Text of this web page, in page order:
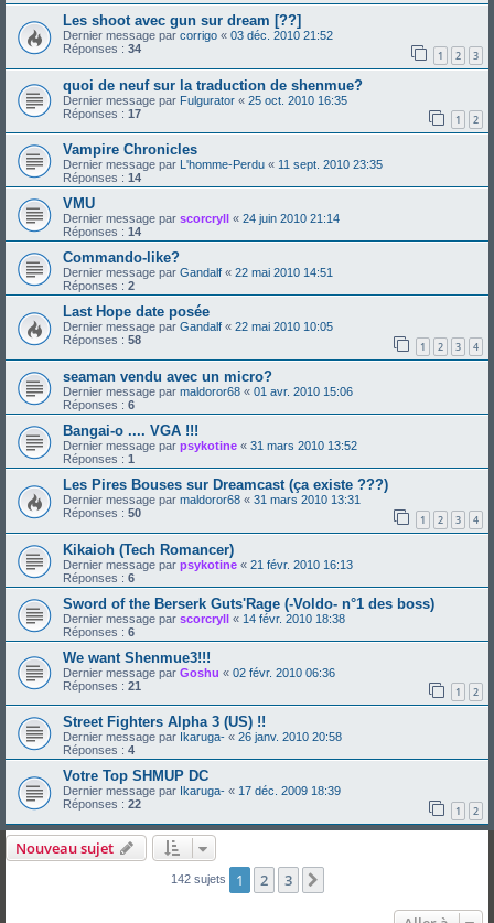
Les shoot avec gun sur dream [??]
Dernier message par corrigo « 03 déc. 2010 21:52
Réponses : 34 1 2 3
quoi de neuf sur la traduction de shenmue?
Dernier message par Fulgurator « 25 oct. 2010 16:35
Réponses : 17 1 2
Vampire Chronicles
Dernier message par L'homme-Perdu « 11 sept. 2010 23:35
Réponses : 14
VMU
Dernier message par scorcryll « 24 juin 2010 21:14
Réponses : 14
Commando-like?
Dernier message par Gandalf « 22 mai 2010 14:51
Réponses : 2
Last Hope date posée
Dernier message par Gandalf « 22 mai 2010 10:05
Réponses : 58 1 2 3 4
seaman vendu avec un micro?
Dernier message par maldoror68 « 01 avr. 2010 15:06
Réponses : 6
Bangai-o .... VGA !!!
Dernier message par psykotine « 31 mars 2010 13:52
Réponses : 1
Les Pires Bouses sur Dreamcast (ça existe ???)
Dernier message par maldoror68 « 31 mars 2010 13:31
Réponses : 50 1 2 3 4
Kikaioh (Tech Romancer)
Dernier message par psykotine « 21 févr. 2010 16:13
Réponses : 6
Sword of the Berserk Guts'Rage (-Voldo- n°1 des boss)
Dernier message par scorcryll « 14 févr. 2010 18:38
Réponses : 6
We want Shenmue3!!!
Dernier message par Goshu « 02 févr. 2010 06:36
Réponses : 21 1 2
Street Fighters Alpha 3 (US) !!
Dernier message par Ikaruga- « 26 janv. 2010 20:58
Réponses : 4
Votre Top SHMUP DC
Dernier message par Ikaruga- « 17 déc. 2009 18:39
Réponses : 22 1 2
Nouveau sujet
142 sujets 1 2 3